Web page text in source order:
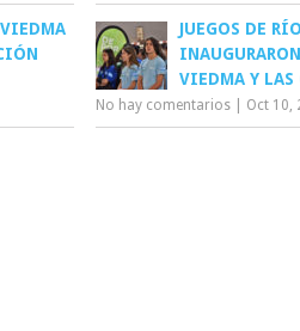
JUEGOS DE
VIEDMA Y LAS
No hay comentarios Oct 10,